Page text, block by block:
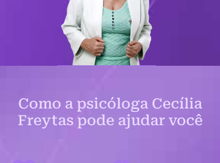
Como a psicóloga Cecília
Freytas pode ajudar você